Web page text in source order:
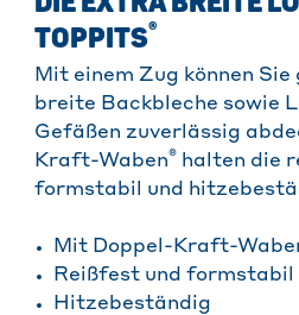
TOPPITS®
Mit einem Zug können
breite Backbleche sowie
Gefäßen zuverlässig
Kraft-Waben® halten die
formstabil und
Mit Doppel-Kraft-
Reißfest und formstabil
Hitzebeständig